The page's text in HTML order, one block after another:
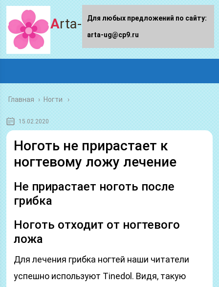
Arta-ug.ru
Главная › Ногти
15.02.2020
Ноготь не прирастает к
ногтевому ложу лечение
Не прирастает ноготь после
грибка
Ноготь отходит от ногтевого
ложа
Для лечения грибка ногтей наши читатели
успешно используют Tinedol. Видя, такую
Для любых предложений по сайту:
arta-ug@cp9.ru